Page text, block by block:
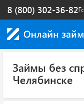
8 (800) 302-36-82
Займы без
Челябинске